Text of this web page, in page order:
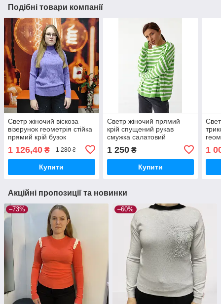
Подібні товари компанії
Светр жіночий віскоза
візерунок геометрія стійка
прямий крій бузок
1 126,40 ₴ 1 280 ₴
Купити
Светр жіночий прямий
крій спущений рукав
смужка салатовий
1 250₴
Купити
1
Акційні пропозиції та новинки
–73% –60%